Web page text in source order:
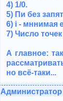
4) 1/0.
5) Пи без
6) i - мннимая
7) Число
А главное:
но всё-таки...
Администратор